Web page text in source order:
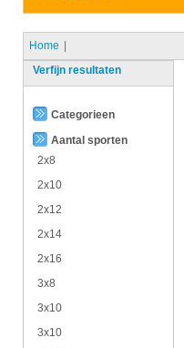
Home
Verfijn resultaten
Categorieen
Aantal sporten
2x8
2x10
2x12
2x14
2x16
3x8
3x10
3x10